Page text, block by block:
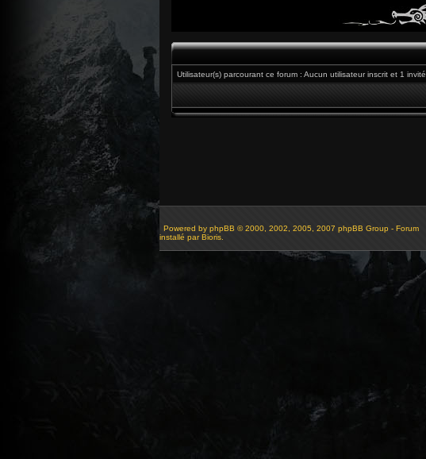
Utilisateur(s) parcourant ce forum : Aucun utilisateur inscrit et 1 invité
Powered by phpBB © 2000, 2002, 2005, 2007 phpBB Group - Forum
installé par Bioris.